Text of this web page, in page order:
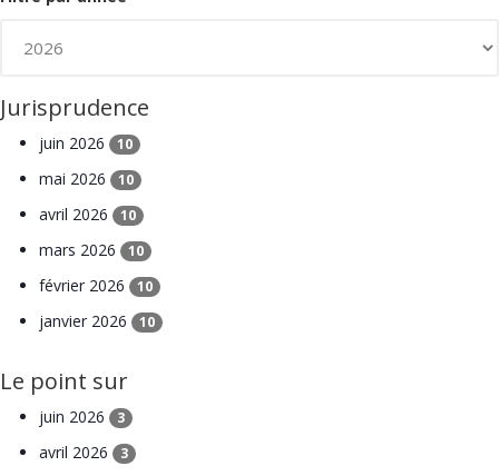
Jurisprudence
juin 2026 10
mai 2026 10
avril 2026 10
mars 2026 10
février 2026 10
janvier 2026 10
Le point sur
juin 2026 3
avril 2026 3